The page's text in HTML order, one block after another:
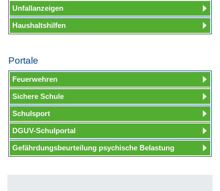
Unfallanzeigen
Haushaltshilfen
Portale
Feuerwehren
Sichere Schule
Schulsport
DGUV-Schulportal
Gefährdungsbeurteilung psychische Belastung